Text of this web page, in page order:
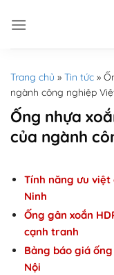
Trang chủ » Tin tức »
ngành công nghiệp
Ống nhựa
của ngành
Tính năng ưu việt
Ninh
Ống gân xoắn
cạnh tranh
Bảng báo giá
Nội